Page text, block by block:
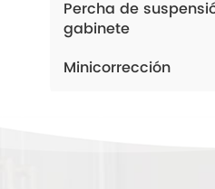
Percha de
gabinete
Minicorrección